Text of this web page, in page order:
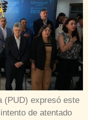
(PUD) expresó este
de atentado